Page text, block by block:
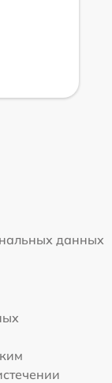
данных